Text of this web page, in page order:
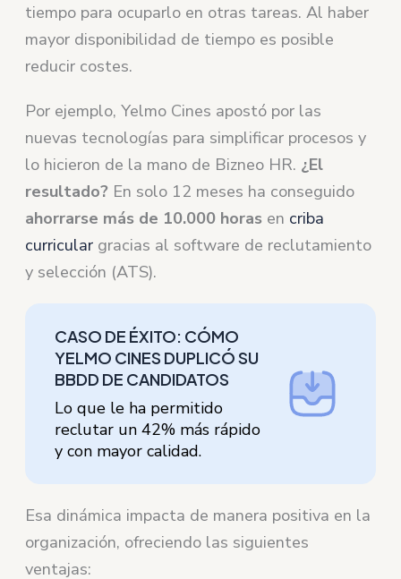
tiempo para ocuparlo en otras tareas. Al haber
mayor disponibilidad de tiempo es posible
reducir costes.
Por ejemplo, Yelmo Cines apostó por las
nuevas tecnologías para simplificar procesos y
lo hicieron de la mano de Bizneo HR. ¿El
resultado? En solo 12 meses ha conseguido
ahorrarse más de 10.000 horas en criba
curricular gracias al software de reclutamiento
y selección (ATS).
CASO DE ÉXITO: CÓMO
YELMO CINES DUPLICÓ SU
BBDD DE CANDIDATOS
Lo que le ha permitido
reclutar un 42% más rápido
y con mayor calidad.
Esa dinámica impacta de manera positiva en la
organización, ofreciendo las siguientes
ventajas: